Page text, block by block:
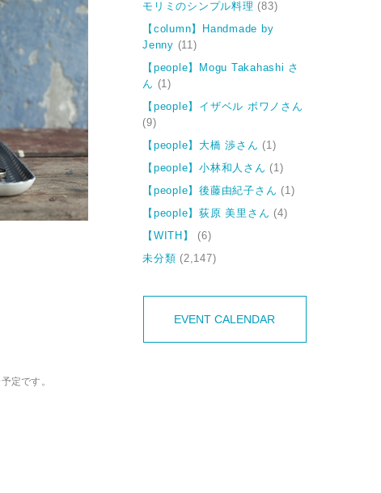
定です。
モリミのシンプル料理 (83)
【column】Handmade by
Jenny (11)
【people】Mogu Takahashi さ
ん (1)
【people】イザベル ボワノさん
(9)
【people】大橋 渉さん (1)
【people】小林和人さん (1)
【people】後藤由紀子さん (1)
【people】荻原 美里さん (4)
【WITH】
(6)
未分類 (2,147)
EVENT CALENDAR